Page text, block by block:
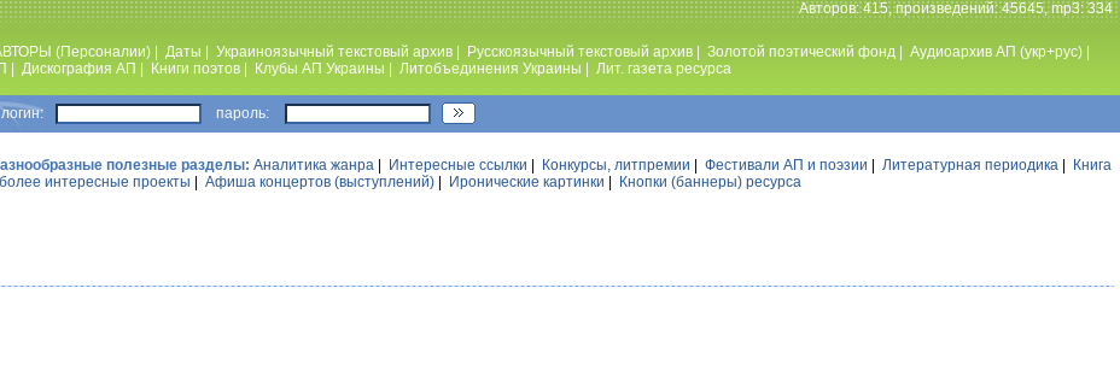
Авторов: 415, произведений: 45645, mp3: 334
(Персоналии) Даты Украиноязычный текстовый архив Русскоязычный текстовый архив Золотой поэтический фонд Аудиоархив АП (укр+рус)
Дискография АП Книги поэтов Клубы АП Украины Литобъединения Украины Лит. газета ресурса
пароль:
полезные разделы: Аналитика жанра Интересные ссылки Конкурсы, литпремии Фестивали АП и поэзии Литературная периодика
Книга
интересные проекты Афиша концертов (выступлений) Иронические картинки Кнопки (баннеры) ресурса